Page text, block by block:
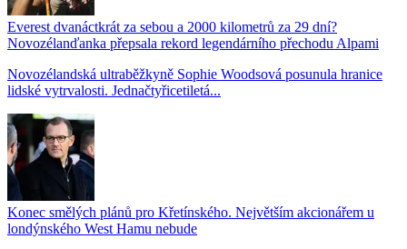
Everest dvanáctkrát za sebou a 2000 kilometrů za 29 dní?
Novozélanďanka přepsala rekord legendárního přechodu Alpami
Novozélandská ultraběžkyně Sophie Woodsová posunula hranice
lidské vytrvalosti. Jednačtyřicetiletá...
Konec smělých plánů pro Křetínského. Největším akcionářem u
londýnského West Hamu nebude